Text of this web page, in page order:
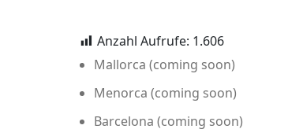
Anzahl Aufrufe: 1.606
Mallorca (coming soon)
Menorca (coming soon)
Barcelona (coming soon)